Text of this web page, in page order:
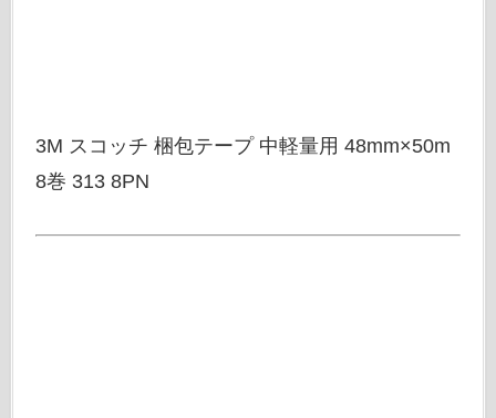
3M スコッチ 梱包テープ 中軽量用 48mm×50m
8巻 313 8PN